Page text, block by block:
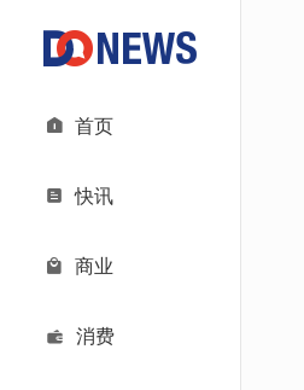
首页
快讯
商业
消费